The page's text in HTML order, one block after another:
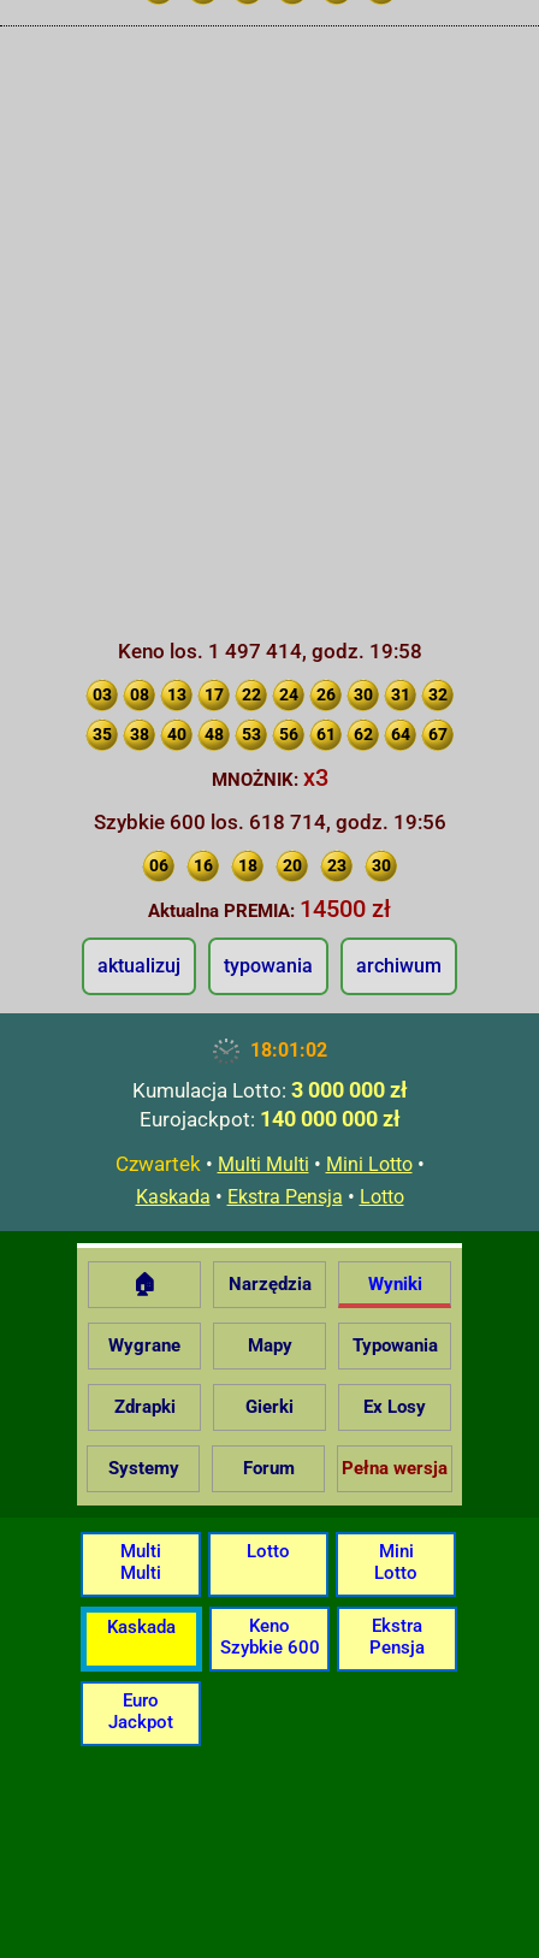
Keno los. 1 497 414, godz. 19:58
03 08 13 17 22 24 26 30 31 32
35 38 40 48 53 56 61 62 64 67
MNOŻNIK: x3
Szybkie 600 los. 618 714, godz. 19:56
06 16 18 20 23 30
Aktualna PREMIA: 14500 zł
aktualizuj typowania archiwum
18:01:03
Kumulacja Lotto: 3 000 000 zł
Eurojackpot: 140 000 000 zł
Czwartek• Multi Multi • Mini Lotto•
Kaskada • Ekstra Pensja • Lotto
🏠 Narzędzia Wyniki
Wygrane Mapy Typowania
Zdrapki Gierki Ex Losy
Systemy Forum Pełna wersja
Multi
Multi
Lotto
Mini
Lotto
Kaskada
Keno
Szybkie 600
Ekstra
Pensja
Euro
Jackpot